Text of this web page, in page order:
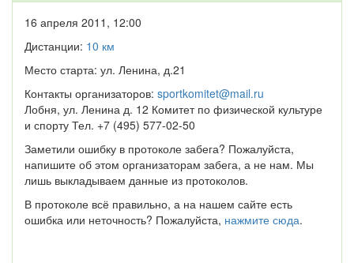
16 апреля 2011, 12:00
Дистанции: 10 км
Место старта: ул. Ленина, д.21
Контакты организаторов: sportkomitet@mail.ru
Лобня, ул. Ленина д. 12 Комитет по физической культуре
и спорту Тел. +7 (495) 577-02-50
Заметили ошибку в протоколе забега? Пожалуйста,
напишите об этом организаторам забега, а не нам. Мы
лишь выкладываем данные из протоколов.
В протоколе всё правильно, а на нашем сайте есть
ошибка или неточность? Пожалуйста, нажмите сюда.